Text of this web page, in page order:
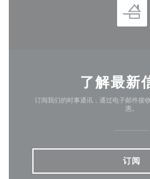
了解最新
订阅我们的时事通讯，通过电子邮件接
惠。
订阅